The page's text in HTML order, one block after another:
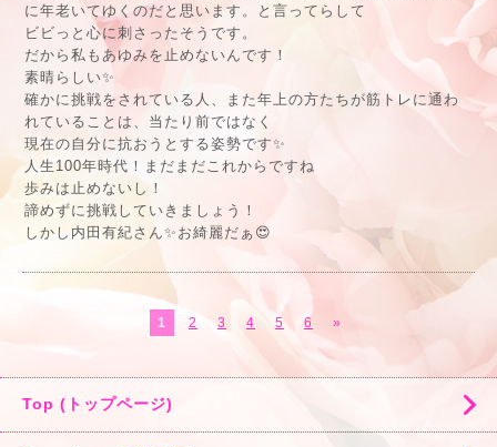
に年老いてゆくのだと思います。と言ってらして
ビビっと心に刺さったそうです。
だから私もあゆみを止めないんです！
素晴らしい✨
確かに挑戦をされている人、また年上の方たちが筋トレに通わ
れていることは、当たり前ではなく
現在の自分に抗おうとする姿勢です✨
人生100年時代！まだまだこれからですね
歩みは止めないし！
諦めずに挑戦していきましょう！
しかし内田有紀さん✨お綺麗だぁ😍
1 2 3 4 5 6 »
Top (トップページ)